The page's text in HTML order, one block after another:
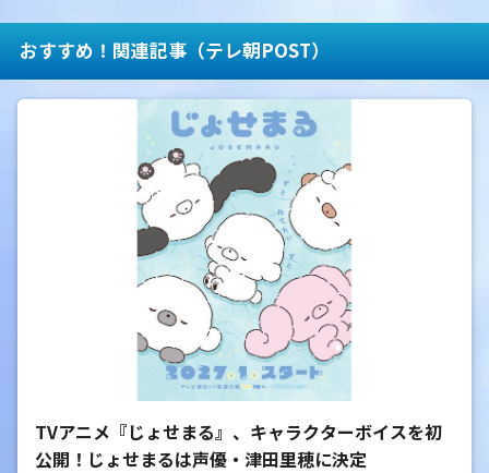
おすすめ！関連記事（テレ朝POST）
TVアニメ『じょせまる』、キャラクターボイスを初
公開！じょせまるは声優・津田里穂に決定